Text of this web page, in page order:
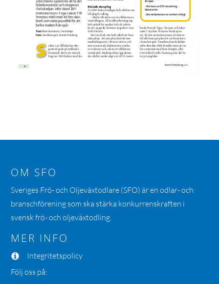
OM SFO
Sveriges Frö- och Oljeväxtodlare (SFO) är en odlar- och
branschförening som ska stärka konkurrenskraften i
svensk frö- och oljeväxtodling.
MER INFO
Integritetspolicy
Följ oss på: